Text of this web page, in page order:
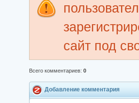
сайт под
Всего комментариев: 0
Добавление комментария